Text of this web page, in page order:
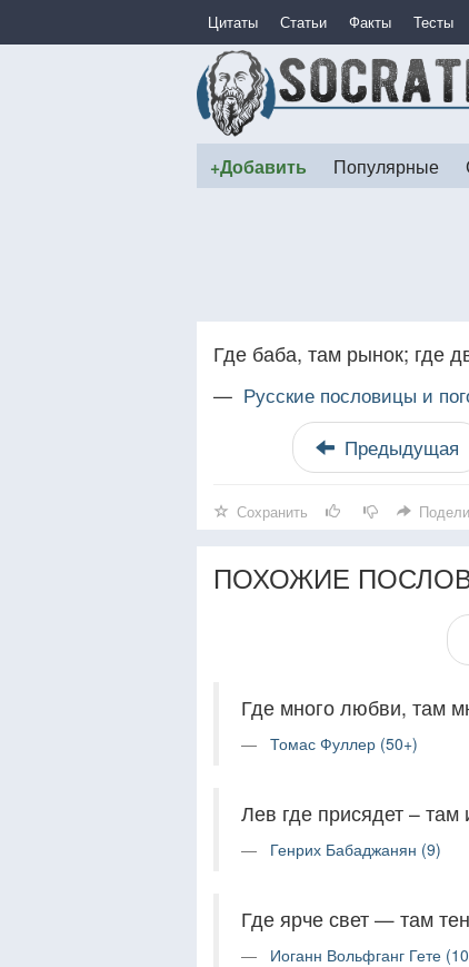
Цитаты Статьи Факты Тесты
+Добавить Популярные
Где баба, там рынок; где
— Русские пословицы и
Предыдущая
Сохранить
ПОХОЖИЕ
Где много любви, там
Томас Фуллер (50+)
Лев где присядет –
Генрих Бабаджанян (9)
Где ярче свет — там
Иоганн Вольфганг Гете